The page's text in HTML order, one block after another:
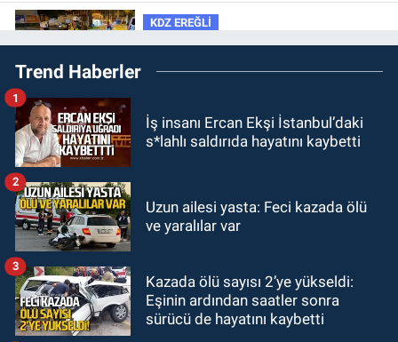
KDZ EREĞLİ
09:24Zonguldak'ta gece- gündüz
ekiplerden dron destekli denetim.
23:55Devrek Belediyespor, (PGL)
sürecini resmi olarak tamamladı
GÜNDEM
23:19 İstanbul Park satışta!
23:05Kozlu Belediyespor'dan
3.Lig'e transfer oldu
Trend Haberler
İş insanı Ercan Ekşi İstanbul’daki
s*lahlı saldırıda hayatını kaybetti
1
Uzun ailesi yasta: Feci kazada ölü
ve yaralılar var
2
Kazada ölü sayısı 2’ye yükseldi:
Eşinin ardından saatler sonra
sürücü de hayatını kaybetti
3